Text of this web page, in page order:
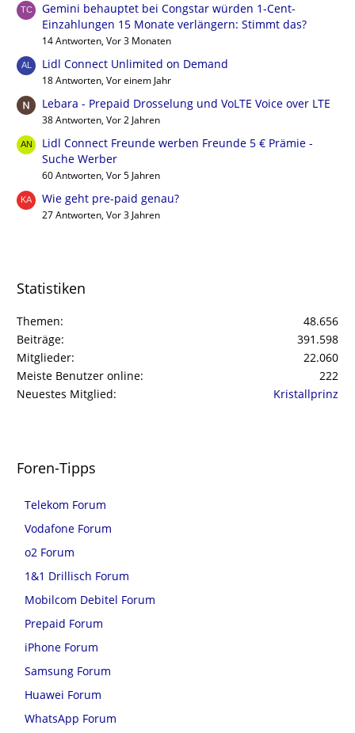
Gemini behauptet bei Congstar würden 1-Cent-
Einzahlungen 15 Monate verlängern: Stimmt das?
14 Antworten, Vor 3 Monaten
Lidl Connect Unlimited on Demand
18 Antworten, Vor einem Jahr
Lebara - Prepaid Drosselung und VoLTE Voice over LTE
38 Antworten, Vor 2 Jahren
Lidl Connect Freunde werben Freunde 5 € Prämie -
Suche Werber
60 Antworten, Vor 5 Jahren
Wie geht pre-paid genau?
27 Antworten, Vor 3 Jahren
Statistiken
Themen
48.656
Beiträge
391.598
Mitglieder
22.060
Meiste Benutzer online
222
Neuestes Mitglied
Kristallprinz
Foren-Tipps
Telekom Forum
Vodafone Forum
o2 Forum
1&1 Drillisch Forum
Mobilcom Debitel Forum
Prepaid Forum
iPhone Forum
Samsung Forum
Huawei Forum
WhatsApp Forum